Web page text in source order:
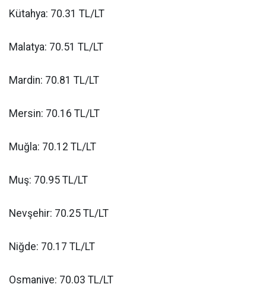
Kütahya: 70.31 TL/LT
Malatya: 70.51 TL/LT
Mardin: 70.81 TL/LT
Mersin: 70.16 TL/LT
Muğla: 70.12 TL/LT
Muş: 70.95 TL/LT
Nevşehir: 70.25 TL/LT
Niğde: 70.17 TL/LT
Osmaniye: 70.03 TL/LT